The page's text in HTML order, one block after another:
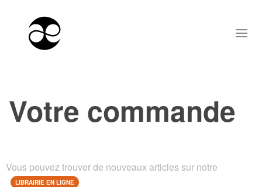
Votre commande
Vous pouvez trouver de nouveaux articles sur notre
LIBRAIRIE EN LIGNE